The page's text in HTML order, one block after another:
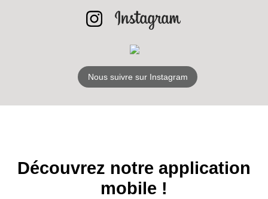
S'ABONNER
Nous suivre sur Instagram
Découvrez notre application
mobile !